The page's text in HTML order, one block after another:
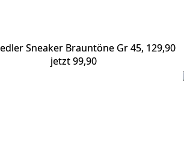
Sneaker Brauntöne Gr 45, 129,90
jetzt 99,90